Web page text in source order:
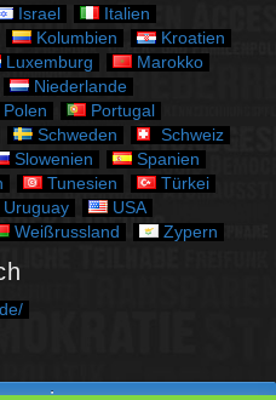
Israel
Italien
Kolumbien
Kroatien
Luxemburg
Marokko
Niederlande
Polen
Portugal
Schweden
Schweiz
Slowenien
Spanien
Tunesien
Türkei
Uruguay
USA
Weißrussland Zypern